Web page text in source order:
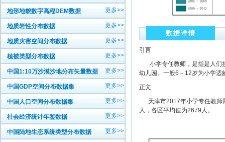
地形地貌数字高程DEM数据 更多>>
地质岩性分布数据 更多>>
地质灾害空间分布数据 更多>>
植被类型分布数据 更多>>
中国1:10万沙漠沙地分布矢量数据 更多>>
中国GDP空间分布数据集 更多>>
中国人口空间分布数据集 更多>>
社会经济统计年鉴数据 更多>>
中国陆地生态系统类型分布数据 更多>>
数据详情
引言
小学专任教师，是指是人们
幼儿园。一般6－12岁为小学适
正文
天津市2017年小学专任教师
人，各区平均值为2679人。